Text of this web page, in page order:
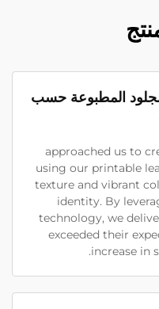
المطبوعة حسب
approached us to
using our printable
texture and vibrant
identity. By
technology, we
exceeded their
increase in